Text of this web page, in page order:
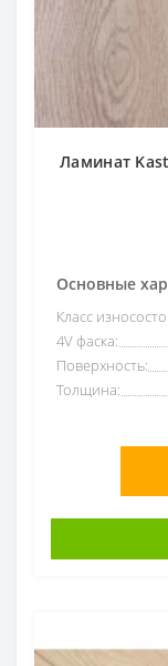
Ламинат
Основные
Класс
4V фаска:
Поверхность:
Толщина: